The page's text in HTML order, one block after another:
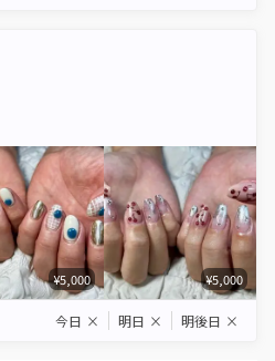
¥5,000 ¥5,000
今日 × 明日 × 明後日 ×